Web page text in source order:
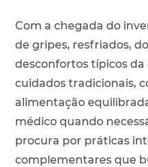
Com a chegada do
de gripes, resfriados,
desconfortos típicos da
cuidados tradicionais,
alimentação
médico quando
procura por práticas
complementares que